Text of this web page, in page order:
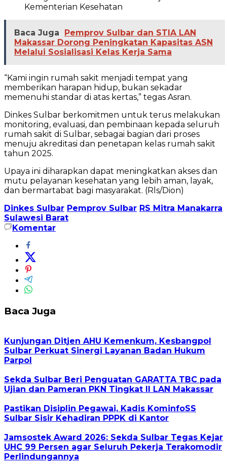
Kementerian Kesehatan
Baca Juga
Pemprov Sulbar dan STIA LAN
Makassar Dorong Peningkatan Kapasitas ASN
Melalui Sosialisasi Kelas Kerja Sama
“Kami ingin rumah sakit menjadi tempat yang
memberikan harapan hidup, bukan sekadar
memenuhi standar di atas kertas,” tegas Asran.
Dinkes Sulbar berkomitmen untuk terus melakukan
monitoring, evaluasi, dan pembinaan kepada seluruh
rumah sakit di Sulbar, sebagai bagian dari proses
menuju akreditasi dan penetapan kelas rumah sakit
tahun 2025.
Upaya ini diharapkan dapat meningkatkan akses dan
mutu pelayanan kesehatan yang lebih aman, layak,
dan bermartabat bagi masyarakat. (Rls/Dion)
Dinkes Sulbar Pemprov Sulbar RS Mitra Manakarra
Sulawesi Barat
Komentar
Baca Juga
Kunjungan Ditjen AHU Kemenkum, Kesbangpol
Sulbar Perkuat Sinergi Layanan Badan Hukum
Parpol
Sekda Sulbar Beri Penguatan GARATTA TBC pada
Ujian dan Pameran PKN Tingkat II LAN Makassar
Pastikan Disiplin Pegawai, Kadis KominfoSS
Sulbar Sisir Kehadiran PPPK di Kantor
Jamsostek Award 2026: Sekda Sulbar Tegas Kejar
UHC 99 Persen agar Seluruh Pekerja Terakomodir
Perlindungannya